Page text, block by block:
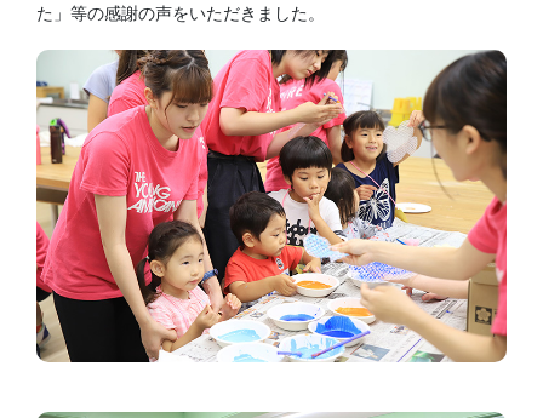
た」等の感謝の声をいただきました。